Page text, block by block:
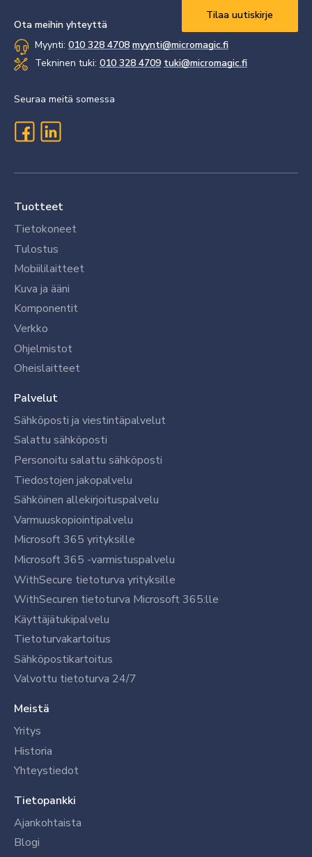
Ota meihin yhteyttä
Myynti: 010 328 4708 myynti@micromagic.fi
Tekninen tuki: 010 328 4709 tuki@micromagic.fi
Seuraa meitä somessa
Tuotteet
Tietokoneet
Tulostus
Mobiililaitteet
Kuva ja ääni
Komponentit
Verkko
Ohjelmistot
Oheislaitteet
Palvelut
Sähköposti ja viestintäpalvelut
Salattu sähköposti
Personoitu salattu sähköposti
Tiedostojen jakopalvelu
Sähköinen allekirjoituspalvelu
Varmuuskopiointipalvelu
Microsoft 365 yrityksille
Microsoft 365 -varmistuspalvelu
WithSecure tietoturva yrityksille
WithSecuren tietoturva Microsoft 365:lle
Käyttäjätukipalvelu
Tietoturvakartoitus
Sähköpostikartoitus
Valvottu tietoturva 24/7
Meistä
Yritys
Historia
Yhteystiedot
Tietopankki
Ajankohtaista
Blogi